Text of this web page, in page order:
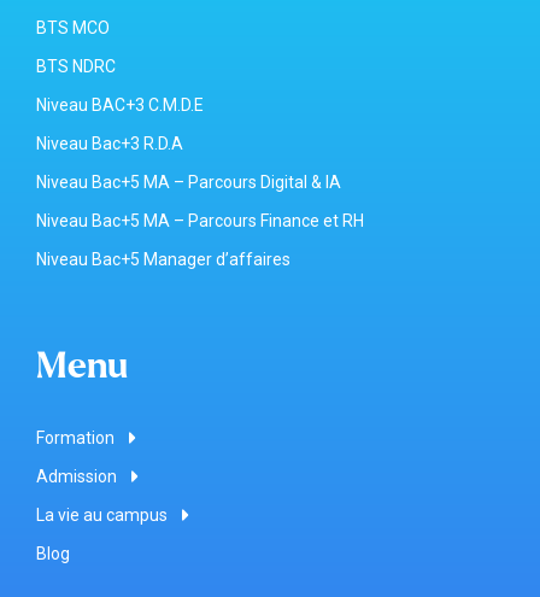
BTS MCO
BTS NDRC
Niveau BAC+3 C.M.D.E
Niveau Bac+3 R.D.A
Niveau Bac+5 MA – Parcours Digital & IA
Niveau Bac+5 MA – Parcours Finance et RH
Niveau Bac+5 Manager d’affaires
Menu
Formation
Admission
La vie au campus
Blog